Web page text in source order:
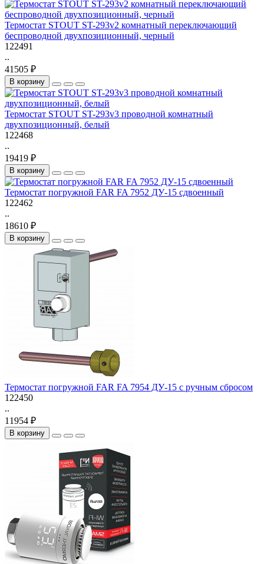
Термостат STOUT ST-293v2 комнатный переключающий
беспроводной двухпозиционный, черный
122491
..
41505 ₽
В корзину
Термостат STOUT ST-293v3 проводной комнатный
двухпозиционный, белый
122468
..
19419 ₽
В корзину
Термостат погружной FAR FA 7952 ДУ-15 сдвоенный
122462
..
18610 ₽
В корзину
Термостат погружной FAR FA 7954 ДУ-15 с ручным сбросом
122450
..
11954 ₽
В корзину